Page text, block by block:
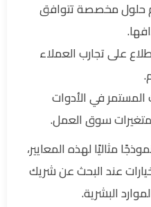
حلول مخصصة تتوافق
على تجارب العملاء
المستمر في الأدوات
سوق العمل.
مثاليًا لهذه المعايير،
عند البحث عن شريك
البشرية.